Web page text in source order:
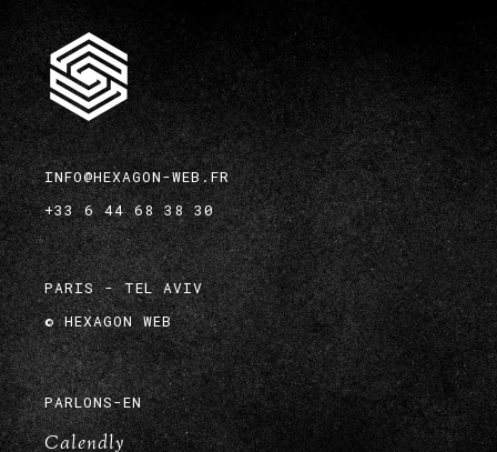
l’écoute et très réactif à
la demande de mes
nombreuses
modifications.
Nyr Raymond Videaste
INFO@HEXAGON-WEB.FR
+33 6 44 68 38 30
PARIS - TEL AVIV
©HEXAGON WEB
PARLONS-EN
Calendly